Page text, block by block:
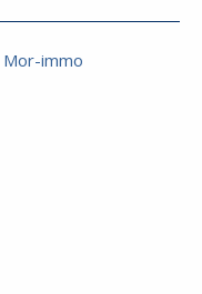
Mor-immo